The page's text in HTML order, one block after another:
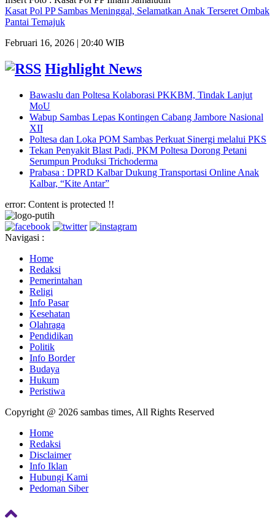
Kasat Pol PP Sambas Meninggal, Selamatkan Anak Terseret Ombak
Pantai Temajuk
Februari 16, 2026 | 20:40 WIB
Highlight News
Bawaslu dan Poltesa Kolaborasi PKKBM, Tindak Lanjut
MoU
Wabup Sambas Lepas Kontingen Cabang Jambore Nasional
XII
Poltesa dan Loka POM Sambas Perkuat Sinergi melalui PKS
Tekan Penyakit Blast Padi, PKM Poltesa Dorong Petani
Serumpun Produksi Trichoderma
Prabasa : DPRD Kalbar Dukung Transportasi Online Anak
Kalbar, “Kite Antar”
error: Content is protected !!
Navigasi :
Home
Redaksi
Pemerintahan
Religi
Info Pasar
Kesehatan
Olahraga
Pendidikan
Politik
Info Border
Budaya
Hukum
Peristiwa
Copyright @ 2026 sambas times, All Rights Reserved
Home
Redaksi
Disclaimer
Info Iklan
Hubungi Kami
Pedoman Siber